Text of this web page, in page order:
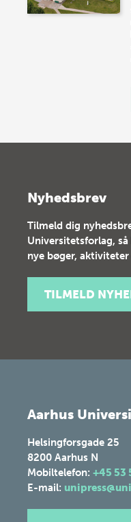
Nyhedsbrev
Tilmeld dig
Universitetsforlag,
nye bøger,
TILMELD
Aarhus
Helsingforsgade 25
8200 Aarhus N
Mobiltelefon: +45 53
E-mail: